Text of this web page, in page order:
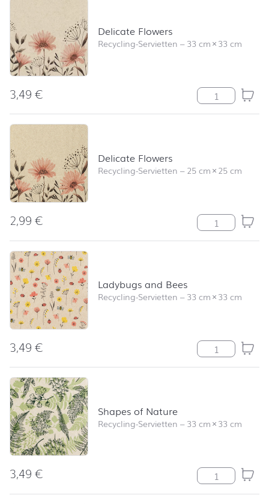
Delicate Flowers
Recycling-Servietten –33 cm×33 cm
3,49€ Delicate
Delicate Flowers
Recycling-Servietten –25 cm×25 cm
2,99€ Delicate
Ladybugs and Bees
Recycling-Servietten –33 cm×33 cm
3,49€ Ladybugs and
Shapes of Nature
Recycling-Servietten –33 cm×33 cm
3,49€ Shapes of